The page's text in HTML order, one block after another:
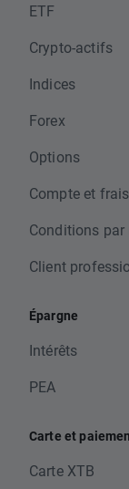
ETF
Crypto-actifs
Indices
Forex
Options
Compte et frais
Conditions par
Client
Épargne
Intérêts
PEA
Carte et
Carte XTB